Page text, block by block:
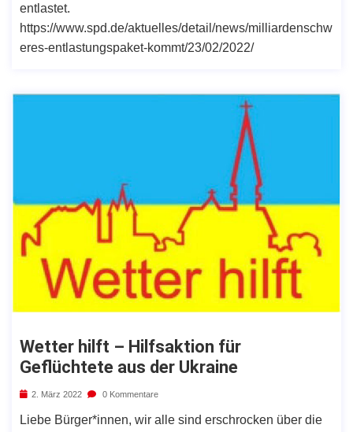
entlastet.
https://www.spd.de/aktuelles/detail/news/milliardenschw
eres-entlastungspaket-kommt/23/02/2022/
Wetter hilft – Hilfsaktion für
Geflüchtete aus der Ukraine
2. März 2022 0 Kommentare
Liebe Bürger*innen, wir alle sind erschrocken über die